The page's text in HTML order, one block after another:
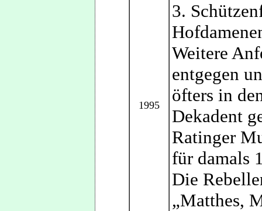
1995
3.
Weitere
entgegen
öfters in
Dekadent
Ratinger
für damals
Die
„Matthes,